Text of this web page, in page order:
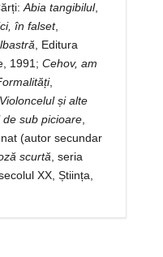
Abia tangibilul,
în falset,
, Editura
1991; Cehov, am
,
Violoncelul și alte
de sub picioare,
(autor secundar
scurtă , seria
XX, Știința,